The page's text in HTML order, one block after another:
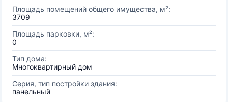
Площадь помещений общего имущества, м²:
3709
Площадь парковки, м²:
0
Тип дома:
Многоквартирный дом
Серия, тип постройки здания:
панельный